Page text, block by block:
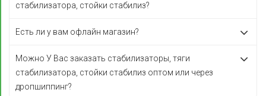
стабилизатора, стойки стабилиз?
Есть ли у вам офлайн магазин?
Можно У Вас заказать стабилизаторы, тяги
стабилизатора, стойки стабилиз оптом или через
дропшиппинг?